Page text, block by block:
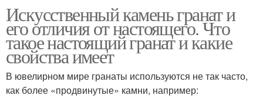
Искусственный камень гранат и
его отличия от настоящего. Что
такое настоящий гранат и какие
свойства имеет
В ювелирном мире гранаты используются не так часто,
как более «продвинутые» камни, например: